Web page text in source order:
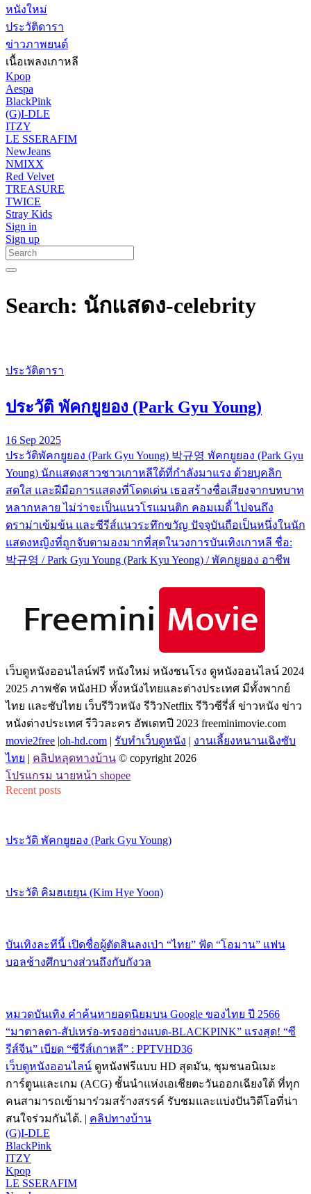
หนังใหม่
ประวัติดารา
ข่าวภาพยนต์
เนื้อเพลงเกาหลี
Kpop
Aespa
BlackPink
(G)I-DLE
ITZY
LE SSERAFIM
NewJeans
NMIXX
Red Velvet
TREASURE
TWICE
Stray Kids
Sign in
Sign up
Search: นักแสดง-celebrity
ประวัติดารา
ประวัติ พัคกยูยอง (Park Gyu Young)
16 Sep 2025
ประวัติพัคกยูยอง (Park Gyu Young) 박규영 พัคกยูยอง (Park Gyu
Young) นักแสดงสาวชาวเกาหลีใต้ที่กำลังมาแรง ด้วยบุคลิก
สดใส และฝีมือการแสดงที่โดดเด่น เธอสร้างชื่อเสียงจากบทบาท
หลากหลาย ไม่ว่าจะเป็นแนวโรแมนติก คอมเมดี้ ไปจนถึง
ดราม่าเข้มข้น และซีรีส์แนวระทึกขวัญ ปัจจุบันถือเป็นหนึ่งในนัก
แสดงหญิงที่ถูกจับตามองมากที่สุดในวงการบันเทิงเกาหลี ชื่อ:
박규영 / Park Gyu Young (Park Kyu Yeong) / พัคกยูยอง อาชีพ
เว็บดูหนังออนไลน์ฟรี หนังใหม่ หนังชนโรง ดูหนังออนไลน์ 2024
2025 ภาพชัด หนังHD ทั้งหนังไทยและต่างประเทศ มีทั้งพากย์
ไทย และซับไทย เว็บรีวิวหนัง รีวิวNetflix รีวิวซีรี่ส์ ข่าวหนัง ข่าว
หนังต่างประเทศ รีวิวละคร อัพเดทปี 2023 freeminimovie.com
movie2free |oh-hd.com | รับทำเว็บดูหนัง | งานเลี้ยงหนานเฉิงซับ
ไทย | คลิปหลุดทางบ้าน © copyright 2026
โปรแกรม นายหน้า shopee
Recent posts
ประวัติ พัคกยูยอง (Park Gyu Young)
ประวัติ คิมฮเยยุน (Kim Hye Yoon)
บันเทิงละทีนี้ เปิดชื่อผู้ตัดสินลงเป่า “ไทย” ฟัด “โอมาน” แฟน
บอลช้างศึกบางส่วนถึงกับกังวล
หมวดบันเทิง คำค้นหายอดนิยมบน Google ของไทย ปี 2566
“มาตาลดา-สัปเหร่อ-ทรงอย่างแบด-BLACKPINK” แรงสุด! “ซี
รีส์จีน” เบียด “ซีรีส์เกาหลี” : PPTVHD36
เว็บดูหนังออนไลน์ ดูหนังฟรีแบบ HD สุดมัน, ชุมชนอนิเมะ
การ์ตูนและเกม (ACG) ชั้นนำแห่งเอเชียตะวันออกเฉียงใต้ ที่ทุก
คนสามารถเข้ามาร่วมสร้างสรรค์ รับชมและแบ่งปันวิดีโอที่น่า
สนใจร่วมกันได้. | คลิปทางบ้าน
(G)I-DLE
BlackPink
ITZY
Kpop
LE SSERAFIM